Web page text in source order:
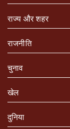
राज्य और शहर
राजनीति
चुनाव
खेल
दुनिया